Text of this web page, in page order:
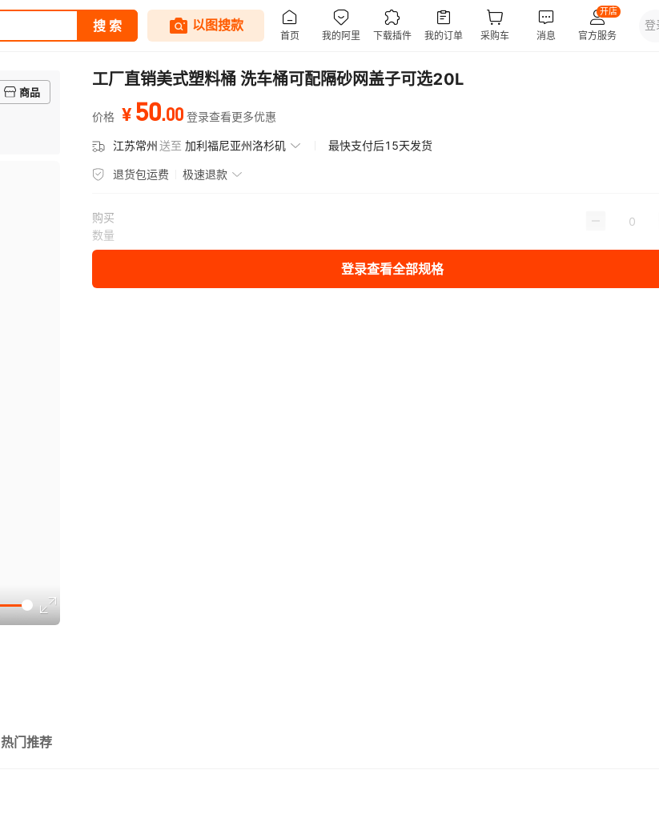
商品
工厂直销美式塑料桶 洗车桶可配隔砂网盖子可选20L
价格 ¥ 50.00 登录查看更多优惠
江苏常州送至 加利福尼亚州洛杉矶 最快支付后15天发货
退货包运费 极速退款
购买
数量
登录查看全部规格
热门推荐